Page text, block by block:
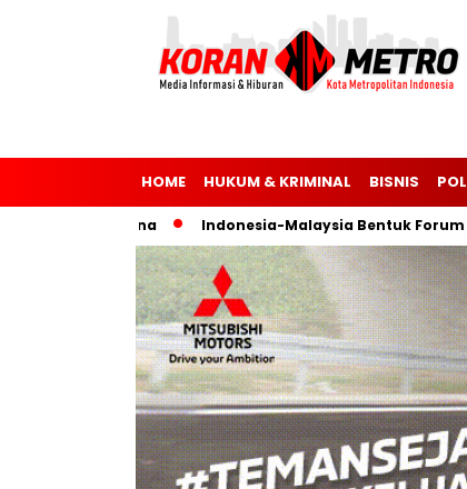
HOME HUKUM & KRIMINAL BISNIS
Indonesia-Malaysia Bentuk Forum